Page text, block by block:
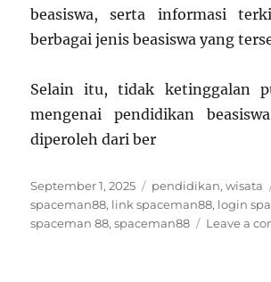
beasiswa, serta informasi
berbagai jenis beasiswa yang
Selain itu, tidak ketinggalan
mengenai pendidikan
diperoleh dari ber
Posted
on
September 1, 2025 Categories
pendidikan,wisata
spaceman88, link spaceman88, login
spaceman 88,spaceman88 Leave a